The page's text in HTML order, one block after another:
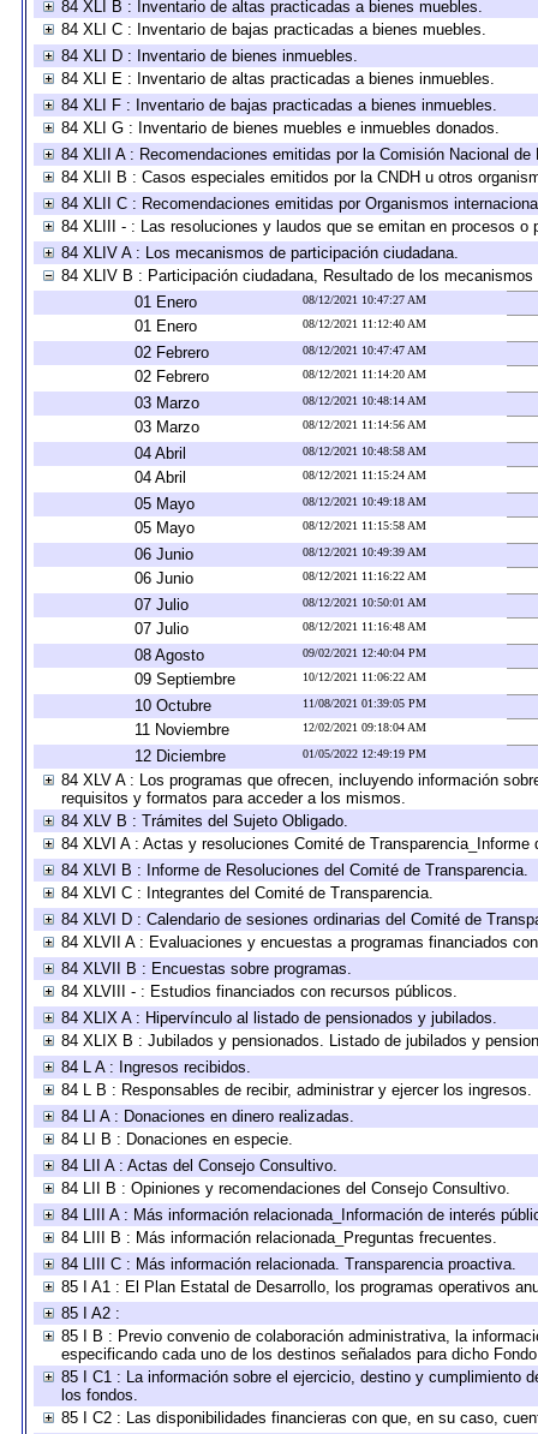
84 XLI B : Inventario de altas practicadas a bienes muebles.
84 XLI C : Inventario de bajas practicadas a bienes muebles.
84 XLI D : Inventario de bienes inmuebles.
84 XLI E : Inventario de altas practicadas a bienes inmuebles.
84 XLI F : Inventario de bajas practicadas a bienes inmuebles.
84 XLI G : Inventario de bienes muebles e inmuebles donados.
84 XLII A : Recomendaciones emitidas por la Comisión Nacional de
84 XLII B : Casos especiales emitidos por la CNDH u otros
84 XLII C : Recomendaciones emitidas por Organismos
84 XLIII - : Las resoluciones y laudos que se emitan en procesos o
84 XLIV A : Los mecanismos de participación ciudadana.
84 XLIV B : Participación ciudadana, Resultado de los
01 Enero
08/12/2021 10:47:27 AM
01 Enero 08/12/2021 11:12:40 AM
02 Febrero 08/12/2021 10:47:47 AM
02 Febrero 08/12/2021 11:14:20 AM
03 Marzo 08/12/2021 10:48:14 AM
03 Marzo 08/12/2021 11:14:56 AM
04 Abril 08/12/2021 10:48:58 AM
04 Abril 08/12/2021 11:15:24 AM
05 Mayo 08/12/2021 10:49:18 AM
05 Mayo 08/12/2021 11:15:58 AM
06 Junio 08/12/2021 10:49:39 AM
06 Junio 08/12/2021 11:16:22 AM
07 Julio 08/12/2021 10:50:01 AM
07 Julio 08/12/2021 11:16:48 AM
08 Agosto 09/02/2021 12:40:04 PM
09 Septiembre 10/12/2021 11:06:22 AM
10 Octubre 11/08/2021 01:39:05 PM
11 Noviembre 12/02/2021 09:18:04 AM
12 Diciembre 01/05/2022 12:49:19 PM
84 XLV A : Los programas que ofrecen, incluyendo información
requisitos y formatos para acceder a los mismos.
84 XLV B : Trámites del Sujeto Obligado.
84 XLVI A : Actas y resoluciones Comité de
84 XLVI B : Informe de Resoluciones del Comité de Transparencia.
84 XLVI C : Integrantes del Comité de Transparencia.
84 XLVI D : Calendario de sesiones ordinarias del Comité de
84 XLVII A : Evaluaciones y encuestas a programas financiados
84 XLVII B : Encuestas sobre programas.
84 XLVIII - : Estudios financiados con recursos públicos.
84 XLIX A : Hipervínculo al listado de pensionados y jubilados.
84 XLIX B : Jubilados y pensionados. Listado de jubilados y
84 L A : Ingresos recibidos.
84 L B : Responsables de recibir, administrar y ejercer los ingresos.
84 LI A : Donaciones en dinero realizadas.
84 LI B : Donaciones en especie.
84 LII A : Actas del Consejo Consultivo.
84 LII B : Opiniones y recomendaciones del Consejo Consultivo.
84 LIII A : Más información relacionada_Información de interés
84 LIII B : Más información relacionada_Preguntas frecuentes.
84 LIII C : Más información relacionada. Transparencia proactiva.
85 I A1 : El Plan Estatal de Desarrollo, los programas operativos
85 I A2 :
85 I B : Previo convenio de colaboración administrativa, la
especificando cada uno de los destinos señalados para dicho
85 I C1 : La información sobre el ejercicio, destino y cumplimiento
los fondos.
85 I C2 : Las disponibilidades financieras con que, en su caso,